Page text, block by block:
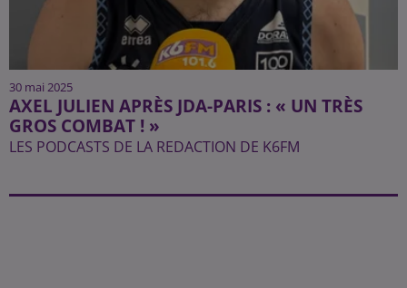
30 mai 2025
AXEL JULIEN APRÈS JDA-PARIS : « UN TRÈS
GROS COMBAT ! »
LES PODCASTS DE LA REDACTION DE K6FM